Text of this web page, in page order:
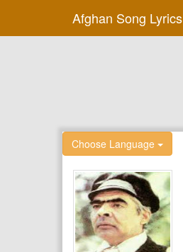
Afghan Song Lyrics
Choose Language